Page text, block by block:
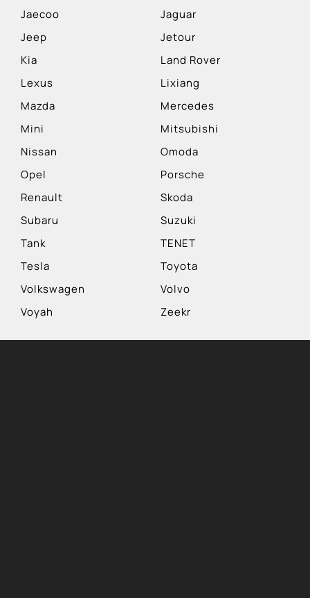
Jaecoo
Jaguar
Jeep
Jetour
Kia
Land Rover
Lexus
Lixiang
Mazda
Mercedes
Mini
Mitsubishi
Nissan
Omoda
Opel
Porsche
Renault
Skoda
Subaru
Suzuki
Tank
TENET
Tesla
Toyota
Volkswagen
Volvo
Voyah
Zeekr